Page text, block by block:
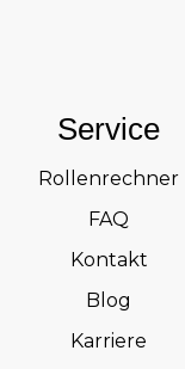
Service
Rollenrechner
FAQ
Kontakt
Blog
Karriere